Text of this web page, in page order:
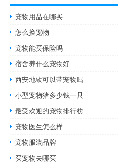
宠物用品在哪买
怎么换宠物
宠物能买保险吗
宿舍养什么宠物好
西安地铁可以带宠物吗
小型宠物猪多少钱一只
最受欢迎的宠物排行榜
宠物医生怎么样
宠物服装品牌
买宠物去哪买